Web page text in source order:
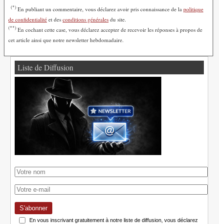
(*) En publiant un commentaire, vous déclarez avoir pris connaissance de la politique
de confidentialité et des conditions générales du site.
(**) En cochant cette case, vous déclarez accepter de recevoir les réponses à propos de
cet article ainsi que notre newsletter hebdomadaire.
Liste de Diffusion
S'abonner
En vous inscrivant gratuitement à notre liste de diffusion, vous déclarez